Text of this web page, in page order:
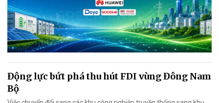
Động lực bứt phá thu hút FDI vùng Đông Nam
Bộ